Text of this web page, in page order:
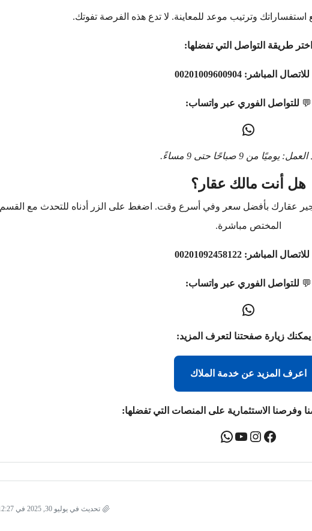
استفساراتك وترتيب موعد للمعاينة. لا تدع هذه الفرصة تفوتك.
اختر طريقة التواصل التي تفضلها:
للاتصال المباشر: 00201009600904
💬 للتواصل الفوري عبر واتساب:
يوميًا من 9 صباحًا حتى 9 مساءً.
هل أنت مالك عقار؟
عقارك بأفضل سعر وفي أسرع وقت. اضغط على الزر أدناه للتحدث مع القسم
المختص مباشرة.
للاتصال المباشر: 00201092458122
💬 للتواصل الفوري عبر واتساب:
يمكنك زيارة صفحتنا لتعرف المزيد:
اعرف المزيد عن خدمة الملاك
وفرصنا الاستثمارية على المنصات التي تفضلها:
تحديث في يوليو 30, 2025 في 12:27 م